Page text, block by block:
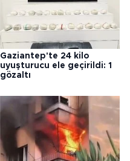
Gaziantep'te 24 kilo
uyuşturucu ele geçirildi: 1
gözaltı